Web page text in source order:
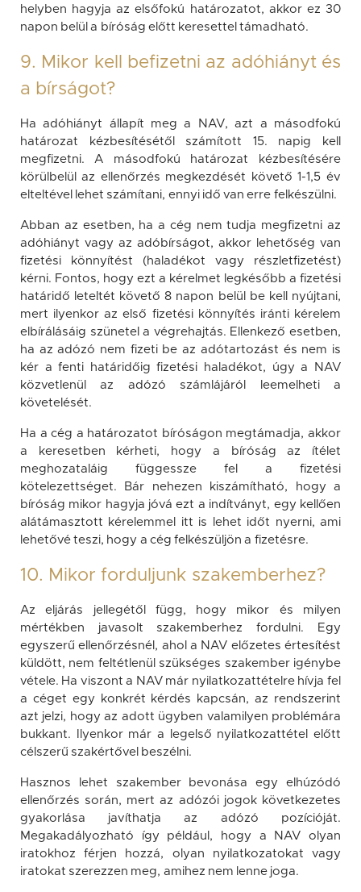
helyben hagyja az elsőfokú határozatot, akkor ez 30
napon belül a bíróság előtt keresettel támadható.
9. Mikor kell befizetni az adóhiányt és
a bírságot?
Ha adóhiányt állapít meg a NAV, azt a másodfokú
határozat kézbesítésétől számított 15. napig kell
megfizetni. A másodfokú határozat kézbesítésére
körülbelül az ellenőrzés megkezdését követő 1-1,5 év
elteltével lehet számítani, ennyi idő van erre felkészülni.
Abban az esetben, ha a cég nem tudja megfizetni az
adóhiányt vagy az adóbírságot, akkor lehetőség van
fizetési könnyítést (haladékot vagy részletfizetést)
kérni. Fontos, hogy ezt a kérelmet legkésőbb a fizetési
határidő leteltét követő 8 napon belül be kell nyújtani,
mert ilyenkor az első fizetési könnyítés iránti kérelem
elbírálásáig szünetel a végrehajtás. Ellenkező esetben,
ha az adózó nem fizeti be az adótartozást és nem is
kér a fenti határidőig fizetési haladékot, úgy a NAV
közvetlenül az adózó számlájáról leemelheti a
követelését.
Ha a cég a határozatot bíróságon megtámadja, akkor
a keresetben kérheti, hogy a bíróság az ítélet
meghozataláig függessze fel a fizetési
kötelezettséget. Bár nehezen kiszámítható, hogy a
bíróság mikor hagyja jóvá ezt a indítványt, egy kellően
alátámasztott kérelemmel itt is lehet időt nyerni, ami
lehetővé teszi, hogy a cég felkészüljön a fizetésre.
10. Mikor forduljunk szakemberhez?
Az eljárás jellegétől függ, hogy mikor és milyen
mértékben javasolt szakemberhez fordulni. Egy
egyszerű ellenőrzésnél, ahol a NAV előzetes értesítést
küldött, nem feltétlenül szükséges szakember igénybe
vétele. Ha viszont a NAV már nyilatkozattételre hívja fel
a céget egy konkrét kérdés kapcsán, az rendszerint
azt jelzi, hogy az adott ügyben valamilyen problémára
bukkant. Ilyenkor már a legelső nyilatkozattétel előtt
célszerű szakértővel beszélni.
Hasznos lehet szakember bevonása egy elhúzódó
ellenőrzés során, mert az adózói jogok következetes
gyakorlása javíthatja az adózó pozícióját.
Megakadályozható így például, hogy a NAV olyan
iratokhoz férjen hozzá, olyan nyilatkozatokat vagy
iratokat szerezzen meg, amihez nem lenne joga.